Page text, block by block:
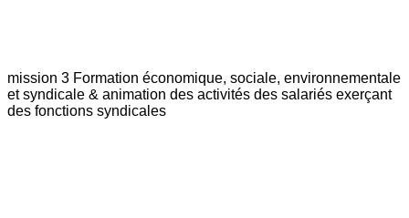
mission 3 Formation économique, sociale, environnementale
et syndicale & animation des activités des salariés exerçant
des fonctions syndicales